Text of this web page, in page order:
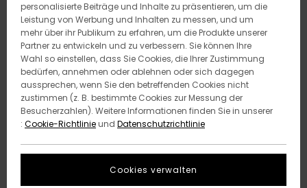
personalisierte Beiträge und Inhalte zu präsentieren, um die
Leistung von Werbung und Inhalten zu messen, und um
mehr über ihr Publikum zu erfahren, um die Produkte unserer
Partner zu entwickeln und zu verbessern. Sie können Ihre
Wahl so einstellen, dass Sie Cookies, die Ihrer Zustimmung
bedürfen, annehmen oder ablehnen oder sich dagegen
aussprechen, wenn Sie den betreffenden Cookies nicht
zustimmen (z. B. bestimmte Cookies zur Messung der
Besucherzahlen). Weitere Informationen finden Sie in unserer
: Cookie-Richtlinieund Datenschutzrichtlinie
Cookies verwalten